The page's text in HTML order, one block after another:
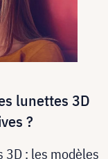
lunettes 3D
?
3D : les modèles